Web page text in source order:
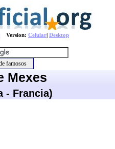
Version: Celular| Desktop
Mexes
- Francia)